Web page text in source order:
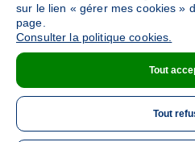
Collecte Mobile Sang
Le mercredi 07 octobre de 15h à
PRENDRE
sur le lien « gérer mes cookies »
page.
Consulter la politique cookies.
Tout
Tout